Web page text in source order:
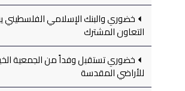
خضوري والبنك الإسلامي الفلسطيني
التعاون المشترك
خضوري تستقبل وفداً من الجمعية
للأراضي المقدسة